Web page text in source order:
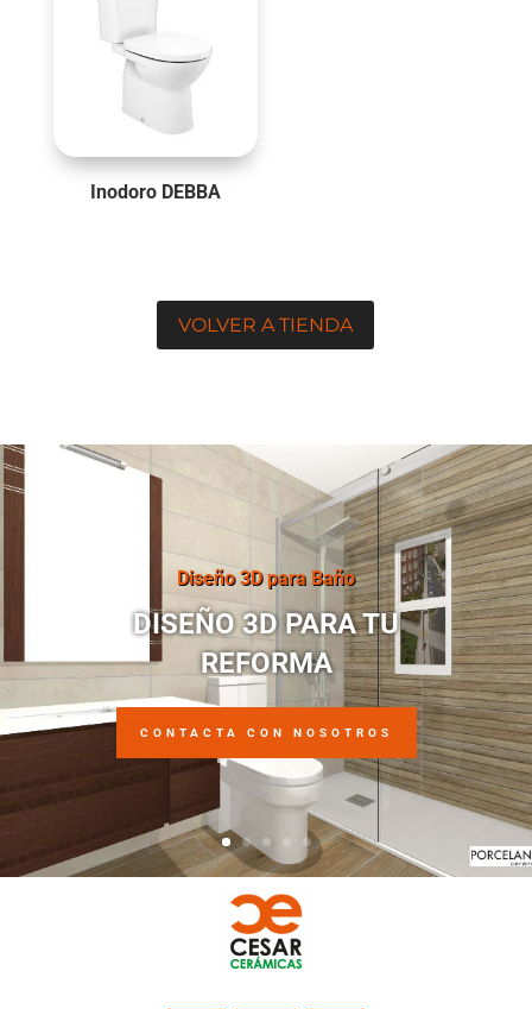
Inodoro DEBBA
VOLVER A TIENDA
Diseño 3D para Baño
DISEÑO 3D PARA TU
REFORMA
CONTACTA CON NOSOTROS